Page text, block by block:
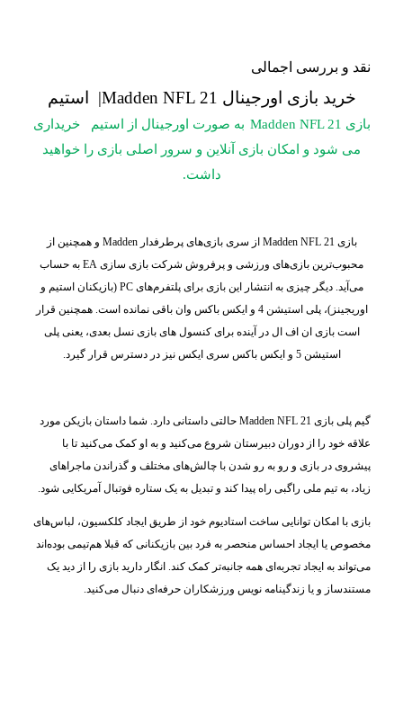
نقد و بررسی اجمالی
خرید بازی اورجینال Madden NFL 21 | استیم
بازی Madden NFL 21
به صورت اورجینال از استیم خریداری
می شود و امکان بازی آنلاین و سرور اصلی بازی را خواهید
داشت.
بازی Madden NFL 21 از سری بازی‌های پرطرفدار Madden و همچنین از
محبوب‌ترین بازی‌های ورزشی و پرفروش شرکت بازی سازی EA به حساب
می‌آید. دیگر چیزی به انتشار این بازی برای پلتفرم‌های PC (بازیکنان استیم و
اوریجینز)، پلی استیشن 4 و ایکس باکس وان باقی نمانده است. همچنین قرار
است بازی ان اف ال در آینده برای کنسول های بازی نسل بعدی، یعنی پلی
استیشن 5 و ایکس باکس سری ایکس نیز در دسترس قرار گیرد.
گیم پلی بازی Madden NFL 21 حالتی داستانی دارد. شما داستان بازیکن مورد
علاقه خود را از دوران دبیرستان شروع می‌کنید و به او کمک می‌کنید تا با
پیشروی در بازی و رو به رو شدن با چالش‌های مختلف و گذراندن ماجراهای
زیاد، به تیم ملی راگبی راه پیدا کند و تبدیل به یک ستاره فوتبال آمریکایی شود.
بازی با امکان توانایی ساخت استادیوم خود از طریق ایجاد کلکسیون، لباس‌های
مخصوص یا ایجاد احساس منحصر به فرد بین بازیکنانی که قبلا هم‌تیمی بوده‌اند
می‌تواند به ایجاد تجربه‌ای همه جانبه‌تر کمک کند. انگار دارید بازی را از دید یک
مستندساز و یا زندگینامه نویس ورزشکاران حرفه‌ای دنبال می‌کنید.